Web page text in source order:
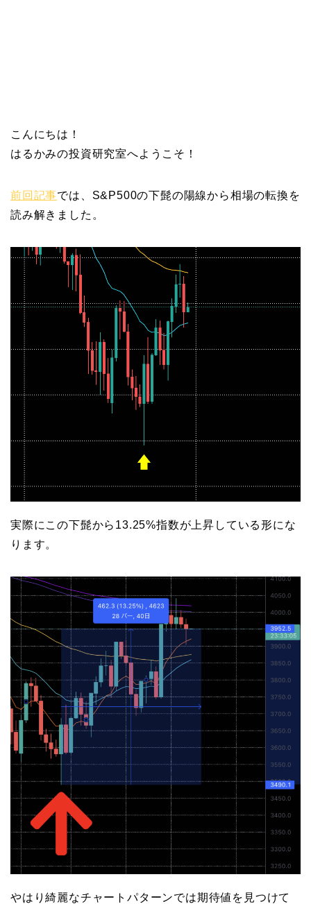
こんにちは！
はるかみの投資研究室へようこそ！
前回記事では、S&P500の下髭の陽線から相場の転換を
読み解きました。
実際にこの下髭から13.25%指数が上昇している形にな
ります。
やはり綺麗なチャートパターンでは期待値を見つけて